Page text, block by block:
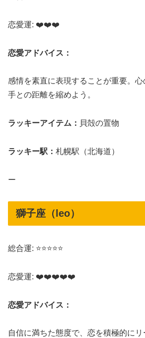
恋愛運: ❤️❤️❤️
恋愛アドバイス：
感情を素直に表現することが重要。
手との距離を縮めよう。
ラッキーアイテム： 貝殻の置物
ラッキー駅： 札幌駅（北海道）
ー
獅子座（leo）
総合運: ⭐⭐⭐⭐⭐
恋愛運: ❤️❤️❤️❤️❤️
恋愛アドバイス：
自信に満ちた態度で、恋を積極的に